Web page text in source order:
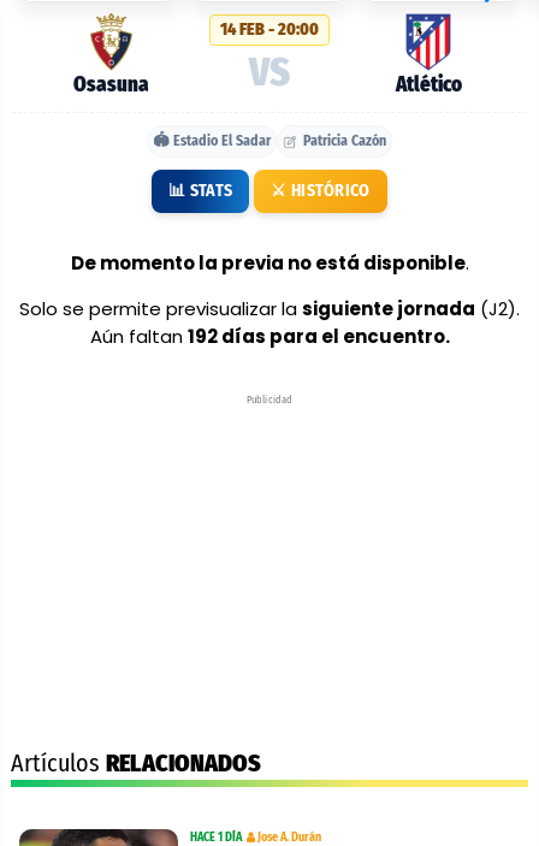
Osasuna
Osasuna
14 FEB - 20:00
VS Atlético
🏟️ Estadio El Sadar Patricia Cazón
📊 STATS ⚔️ HISTÓRICO
De momento la previa no está disponible.
Solo se permite previsualizar lasiguiente jornada (J2).
Aún faltan192 días para el encuentro.
Publicidad
Artículos RELACIONADOS
HACE 1 DÍA Jose A. Durán